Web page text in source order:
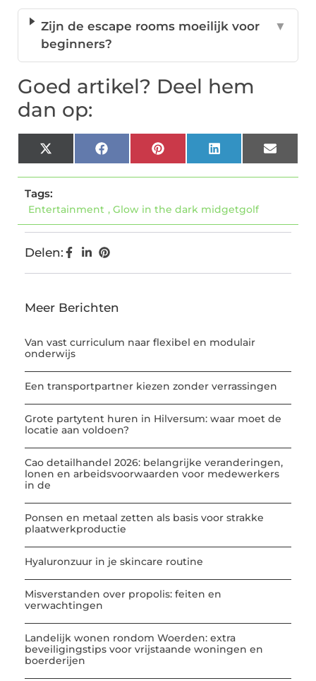
Zijn de escape rooms moeilijk voor
beginners?
▼
Goed artikel? Deel hem
dan op:
X
(Twitter)
FacebookPinterestLinkedInEmail
Tags:
Entertainment , Glow in the dark midgetgolf
Delen:
Meer Berichten
Van vast curriculum naar flexibel en modulair
onderwijs
Een transportpartner kiezen zonder verrassingen
Grote partytent huren in Hilversum: waar moet de
locatie aan voldoen?
Cao detailhandel 2026: belangrijke veranderingen,
lonen en arbeidsvoorwaarden voor medewerkers
in de
Ponsen en metaal zetten als basis voor strakke
plaatwerkproductie
Hyaluronzuur in je skincare routine
Misverstanden over propolis: feiten en
verwachtingen
Landelijk wonen rondom Woerden: extra
beveiligingstips voor vrijstaande woningen en
boerderijen